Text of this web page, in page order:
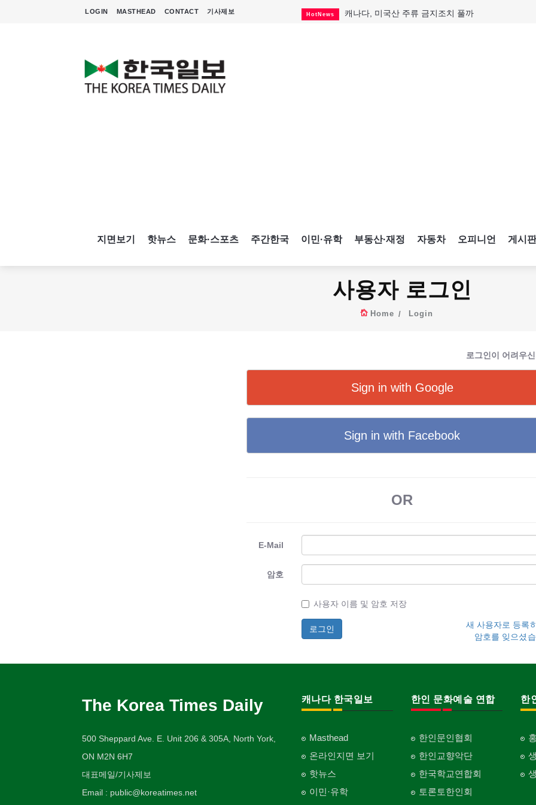
LOGIN MASTHEAD CONTACT 기사제보 HotNews 캐나다, 미국산 주류 금지조치 풀까
지면보기 핫뉴스 문화·스포츠 주간한국 이민·유학 부동산·재정 자동차 오피니언 게시판
사용자 로그인
Home Login
로그인이 어려우
Sign in with Google
Sign in with Facebook
OR
E-Mail
암호
사용자 이름 및 암호 저장
새 사용자로 등록
암호를 잊으셨
The Korea Times Daily
500 Sheppard Ave. E. Unit 206 & 305A, North York,
ON M2N 6H7
대표메일/기사제보
Email : public@koreatimes.net
캐나다 한국일보
Masthead
온라인지면 보기
핫뉴스
이민·유학
한인 문화예술 연합
한인문인협회
한인교향악단
한국학교연합회
토론토한인회
한